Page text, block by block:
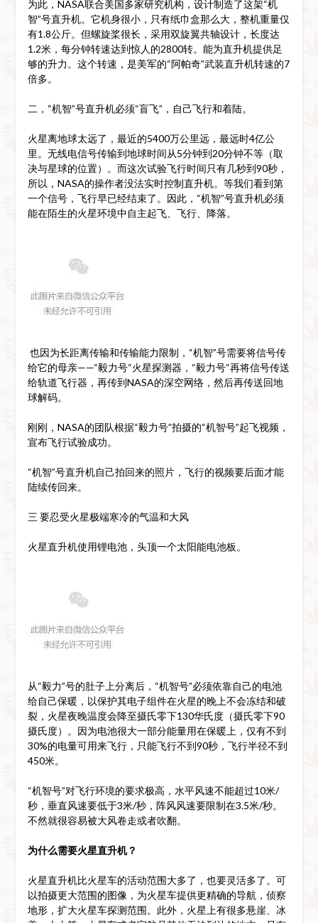
为此，NASA联合美国多家研究机构，设计制造了这架“机
智”号直升机。它机身很小，只有纸巾盒那么大，整机重量仅
有1.8公斤。但螺旋桨很长，采用双旋翼共轴设计，长度达
1.2米，每分钟转速达到惊人的2800转。能为直升机提供足
够的升力。这个转速，是美军的“阿帕奇”武装直升机转速的7
倍多。
二，“机智”号直升机必须“盲飞”，自己飞行和着陆。
火星离地球太远了，最近的5400万公里远，最远时4亿公
里。无线电信号传输到地球时间从5分钟到20分钟不等（取
决与星球的位置）。而这次试验飞行时间只有几秒到90秒，
所以，NASA的操作者没法实时控制直升机。等我们看到第
一个信号，飞行早已经结束了。因此，“机智”号直升机必须
能在陌生的火星环境中自主起飞、飞行、降落。
也因为长距离传输和传输能力限制，“机智”号需要将信号传
给它的母亲——“毅力号“火星探测器，“毅力号“再将信号传送
给轨道飞行器，再传到NASA的深空网络，然后再传送回地
球解码。
刚刚，NASA的团队根据“毅力号”拍摄的“机智号”起飞视频，
宣布飞行试验成功。
“机智”号直升机自己拍回来的照片，飞行的视频要后面才能
陆续传回来。
三 要忍受火星极端寒冷的气温和大风
火星直升机使用锂电池，头顶一个太阳能电池板。
从“毅力”号的肚子上分离后，“机智号”必须依靠自己的电池
给自己保暖，以保护其电子组件在火星的晚上不会冻结和破
裂，火星夜晚温度会降至摄氏零下130华氏度（摄氏零下90
摄氏度）。因为电池很大一部分能量用在保暖上，仅有不到
30%的电量可用来飞行，只能飞行不到90秒，飞行半径不到
450米。
“机智号”对飞行环境的要求极高，水平风速不能超过10米/
秒，垂直风速要低于3米/秒，阵风风速要限制在3.5米/秒。
不然就很容易被大风卷走或者吹翻。
为什么需要火星直升机？
火星直升机比火星车的活动范围大多了，也要灵活多了。可
以拍摄更大范围的图像，为火星车提供更精确的导航，侦察
地形，扩大火星车探测范围。此外，火星上有很多悬崖、冰